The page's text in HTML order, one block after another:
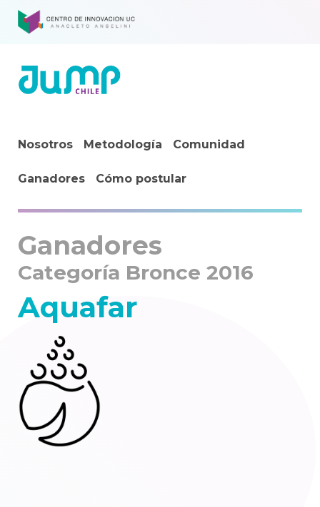
Nosotros Metodología Comunidad
Ganadores Cómo postular
Ganadores
Categoría Bronce 2016
Aquafar